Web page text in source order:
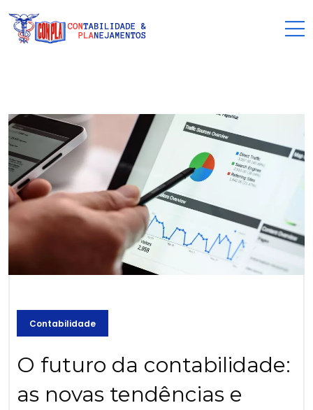
Contabilidade
O futuro da contabilidade:
as novas tendências e